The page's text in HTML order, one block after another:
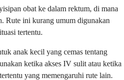
obat ke dalam rektum, di mana
Rute ini kurang umum digunakan
tertentu.
anak kecil yang cemas tentang
ketika akses IV sulit atau ketika
yang memengaruhi rute lain.